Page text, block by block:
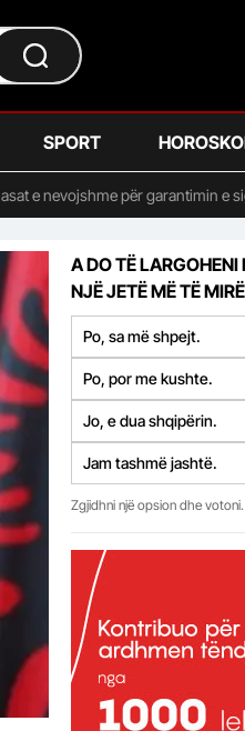
SPORT
e nevojshme për garantimin e
A DO TË LARGOHENI
NJË JETË MË TË
Po, sa më shpejt.
Po, por me kushte.
Jo, e dua shqipërin.
Jam tashmë jashtë.
Zgjidhni një opsion dhe votoni.